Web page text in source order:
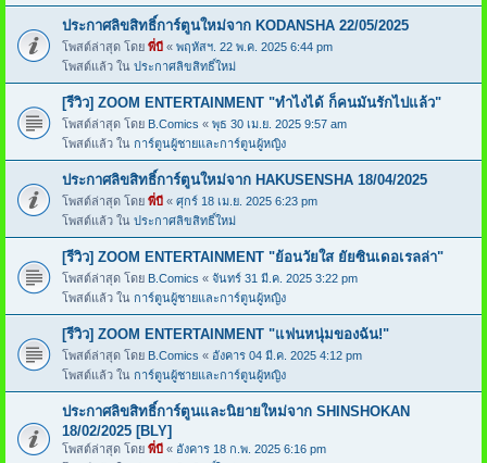
ประกาศลิขสิทธิ์การ์ตูนใหม่จาก KODANSHA 22/05/2025
โพสต์ล่าสุด โดย พี่บี « พฤหัสฯ. 22 พ.ค. 2025 6:44 pm
โพสต์แล้ว ใน ประกาศลิขสิทธิ์ใหม่
[รีวิว] ZOOM ENTERTAINMENT "ทำไงได้ ก็คนมันรักไปแล้ว"
โพสต์ล่าสุด โดย B.Comics « พุธ 30 เม.ย. 2025 9:57 am
โพสต์แล้ว ใน การ์ตูนผู้ชายและการ์ตูนผู้หญิง
ประกาศลิขสิทธิ์การ์ตูนใหม่จาก HAKUSENSHA 18/04/2025
โพสต์ล่าสุด โดย พี่บี « ศุกร์ 18 เม.ย. 2025 6:23 pm
โพสต์แล้ว ใน ประกาศลิขสิทธิ์ใหม่
[รีวิว] ZOOM ENTERTAINMENT "ย้อนวัยใส ยัยซินเดอเรลล่า"
โพสต์ล่าสุด โดย B.Comics « จันทร์ 31 มี.ค. 2025 3:22 pm
โพสต์แล้ว ใน การ์ตูนผู้ชายและการ์ตูนผู้หญิง
[รีวิว] ZOOM ENTERTAINMENT "แฟนหนุ่มของฉัน!"
โพสต์ล่าสุด โดย B.Comics « อังคาร 04 มี.ค. 2025 4:12 pm
โพสต์แล้ว ใน การ์ตูนผู้ชายและการ์ตูนผู้หญิง
ประกาศลิขสิทธิ์การ์ตูนและนิยายใหม่จาก SHINSHOKAN
18/02/2025 [BLY]
โพสต์ล่าสุด โดย พี่บี « อังคาร 18 ก.พ. 2025 6:16 pm